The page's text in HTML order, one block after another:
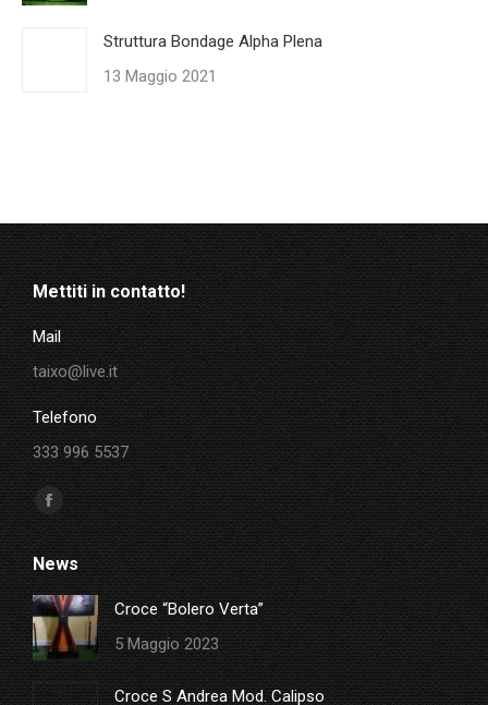
Struttura Bondage Alpha Plena
13 Maggio 2021
Mettiti in contatto!
Mail
taixo@live.it
Telefono
333 996 5537
Ci puoi trovare su:
Facebook
page
opens
in
new
window
News
Croce “Bolero Verta”
5 Maggio 2023
Croce S Andrea Mod. Calipso